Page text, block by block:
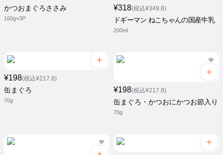
かつおまぐろささみ
160g×3P
¥318(税込¥349.8)
ドギーマン ねこちゃんの国産牛乳
200ml
¥198(税込¥217.8)
缶まぐろ
70g
¥198(税込¥217.8)
缶まぐろ・かつおにかつお節入り
70g